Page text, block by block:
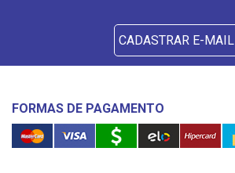
CADASTRAR E-MAIL
FORMAS DE PAGAMENTO